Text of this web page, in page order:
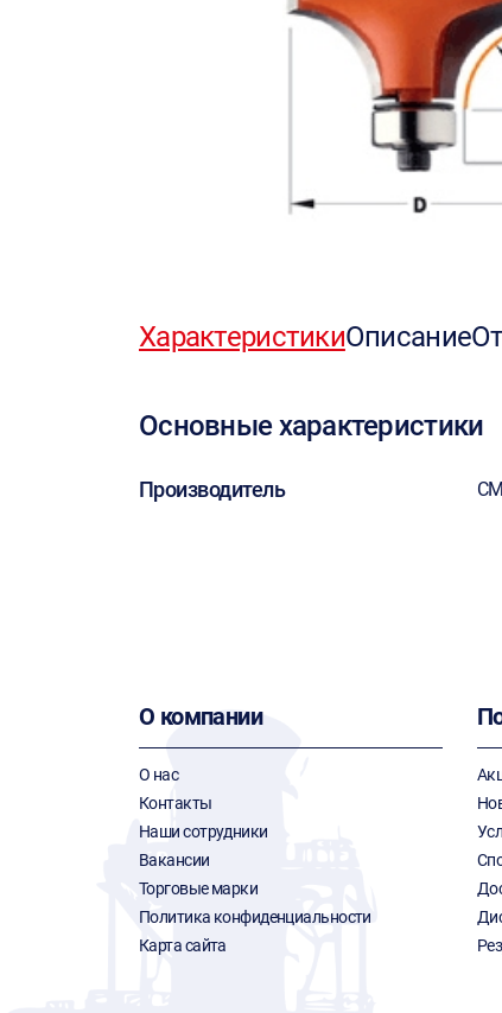
ХарактеристикиОписание
Основные характеристики
Производитель
О компании
О нас
Контакты
Наши сотрудники
Вакансии
Торговые марки
Политика конфиденциальности
Карта сайта